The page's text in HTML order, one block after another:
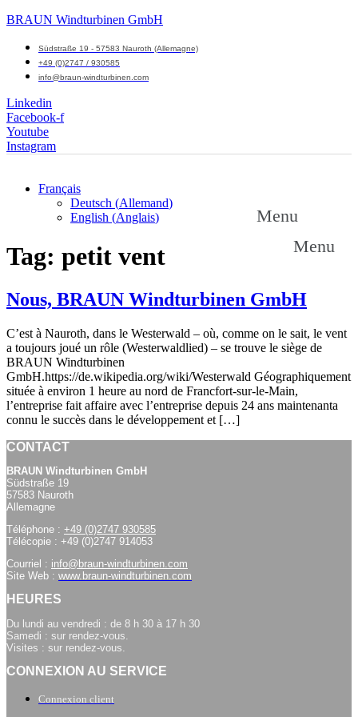
BRAUN Windturbinen GmbH
Südstraße 19 - 57583 Nauroth (Allemagne)
+49 (0)2747 / 930585
info@braun-windturbinen.com
Linkedin
Facebook-f
Youtube
Instagram
Français
Deutsch (Allemand)
English (Anglais)
Menu
Menu
Tag: petit vent
Nous, BRAUN Windturbinen GmbH
C’est à Nauroth, dans le Westerwald – où, comme on le sait, le vent
a toujours joué un rôle (Westerwaldlied) – se trouve le siège de
BRAUN Windturbinen
GmbH.https://de.wikipedia.org/wiki/Westerwald Géographiquement
située à environ 1 heure au nord de Francfort-sur-le-Main,
l’entreprise fait affaire avec l’entreprise depuis 24 ans maintenanta
connu le succès dans le développement et […]
CONTACT
BRAUN Windturbinen GmbH
Südstraße 19
57583 Nauroth
Allemagne
Téléphone : +49 (0)2747 930585
Télécopie : +49 (0)2747 914053
Courriel : info@braun-windturbinen.com
Site Web : www.braun-windturbinen.com
HEURES
Du lundi au vendredi : de 8 h 30 à 17 h 30
Samedi : sur rendez-vous.
Visites : sur rendez-vous.
CONNEXION AU SERVICE
Connexion client